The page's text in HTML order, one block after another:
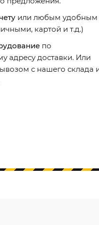
или любым удобным
картой и т.д.)
по
адресу доставки. Или
с нашего склада